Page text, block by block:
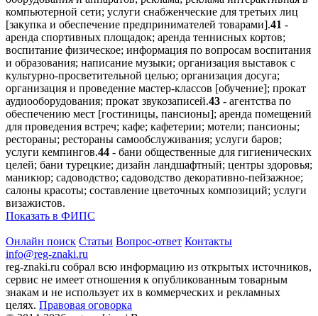
компьютерной сети; услуги снабженческие для третьих лиц
[закупка и обеспечение предпринимателей товарами].41 -
аренда спортивных площадок; аренда теннисных кортов;
воспитание физическое; информация по вопросам воспитания
и образования; написание музыки; организация выставок с
культурно-просветительной целью; организация досуга;
организация и проведение мастер-классов [обучение]; прокат
аудиооборудования; прокат звукозаписей.43 - агентства по
обеспечению мест [гостиницы, пансионы]; аренда помещений
для проведения встреч; кафе; кафетерии; мотели; пансионы;
рестораны; рестораны самообслуживания; услуги баров;
услуги кемпингов.44 - бани общественные для гигиенических
целей; бани турецкие; дизайн ландшафтный; центры здоровья;
маникюр; садоводство; садоводство декоративно-пейзажное;
салоны красоты; составление цветочных композиций; услуги
визажистов.
Показать в ФИПС
Онлайн поиск Статьи Вопрос-ответ Контакты
info@reg-znaki.ru
reg-znaki.ru собрал всю информацию из открытых источников,
сервис не имеет отношения к опубликованным товарным
знакам и не использует их в коммерческих и рекламных
целях. Правовая оговорка